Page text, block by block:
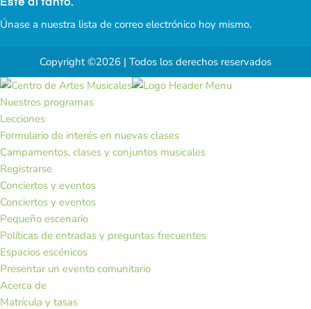
Únase a nuestra lista de correo electrónico hoy mismo.
Copyright ©2026 | Todos los derechos reservados
Nuestros programas
Lecciones
Formulario de interés en nuevas clases
Campamentos, clases y conjuntos musicales
Registrarse
Conciertos y eventos
Conciertos y eventos
Pequeño escenario
Políticas de entradas y preguntas frecuentes
Espacios escénicos
Presentar un evento comunitario
Acerca de
Matrícula y tasas